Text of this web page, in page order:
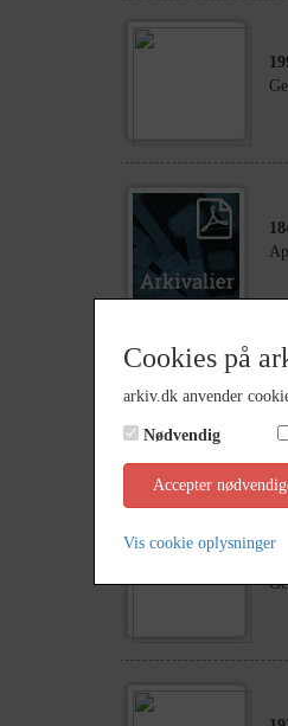
Cookies på
arkiv.dk anvender
Nødvendig
Accepter
Vis cookie oplysninger